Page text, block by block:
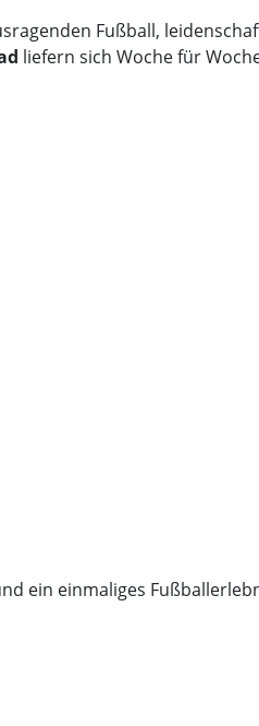
Fußball,
liefern sich Woche für
ein einmaliges